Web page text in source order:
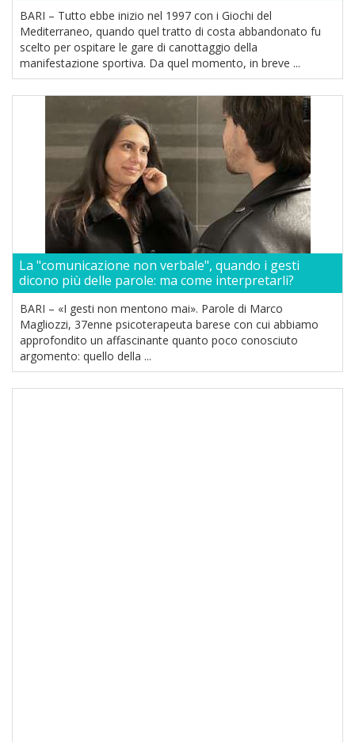
BARI – Tutto ebbe inizio nel 1997 con i Giochi del
Mediterraneo, quando quel tratto di costa abbandonato fu
scelto per ospitare le gare di canottaggio della
manifestazione sportiva. Da quel momento, in breve ...
La "comunicazione non verbale", quando i gesti
dicono più delle parole: ma come interpretarli?
BARI – «I gesti non mentono mai». Parole di Marco
Magliozzi, 37enne psicoterapeuta barese con cui abbiamo
approfondito un affascinante quanto poco conosciuto
argomento: quello della ...